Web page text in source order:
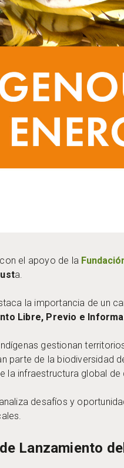
el apoyo de la
a.
la importancia de un
Libre, Previo e
gestionan
parte de la biodiversidad
la infraestructura global
desafíos y
Lanzamiento